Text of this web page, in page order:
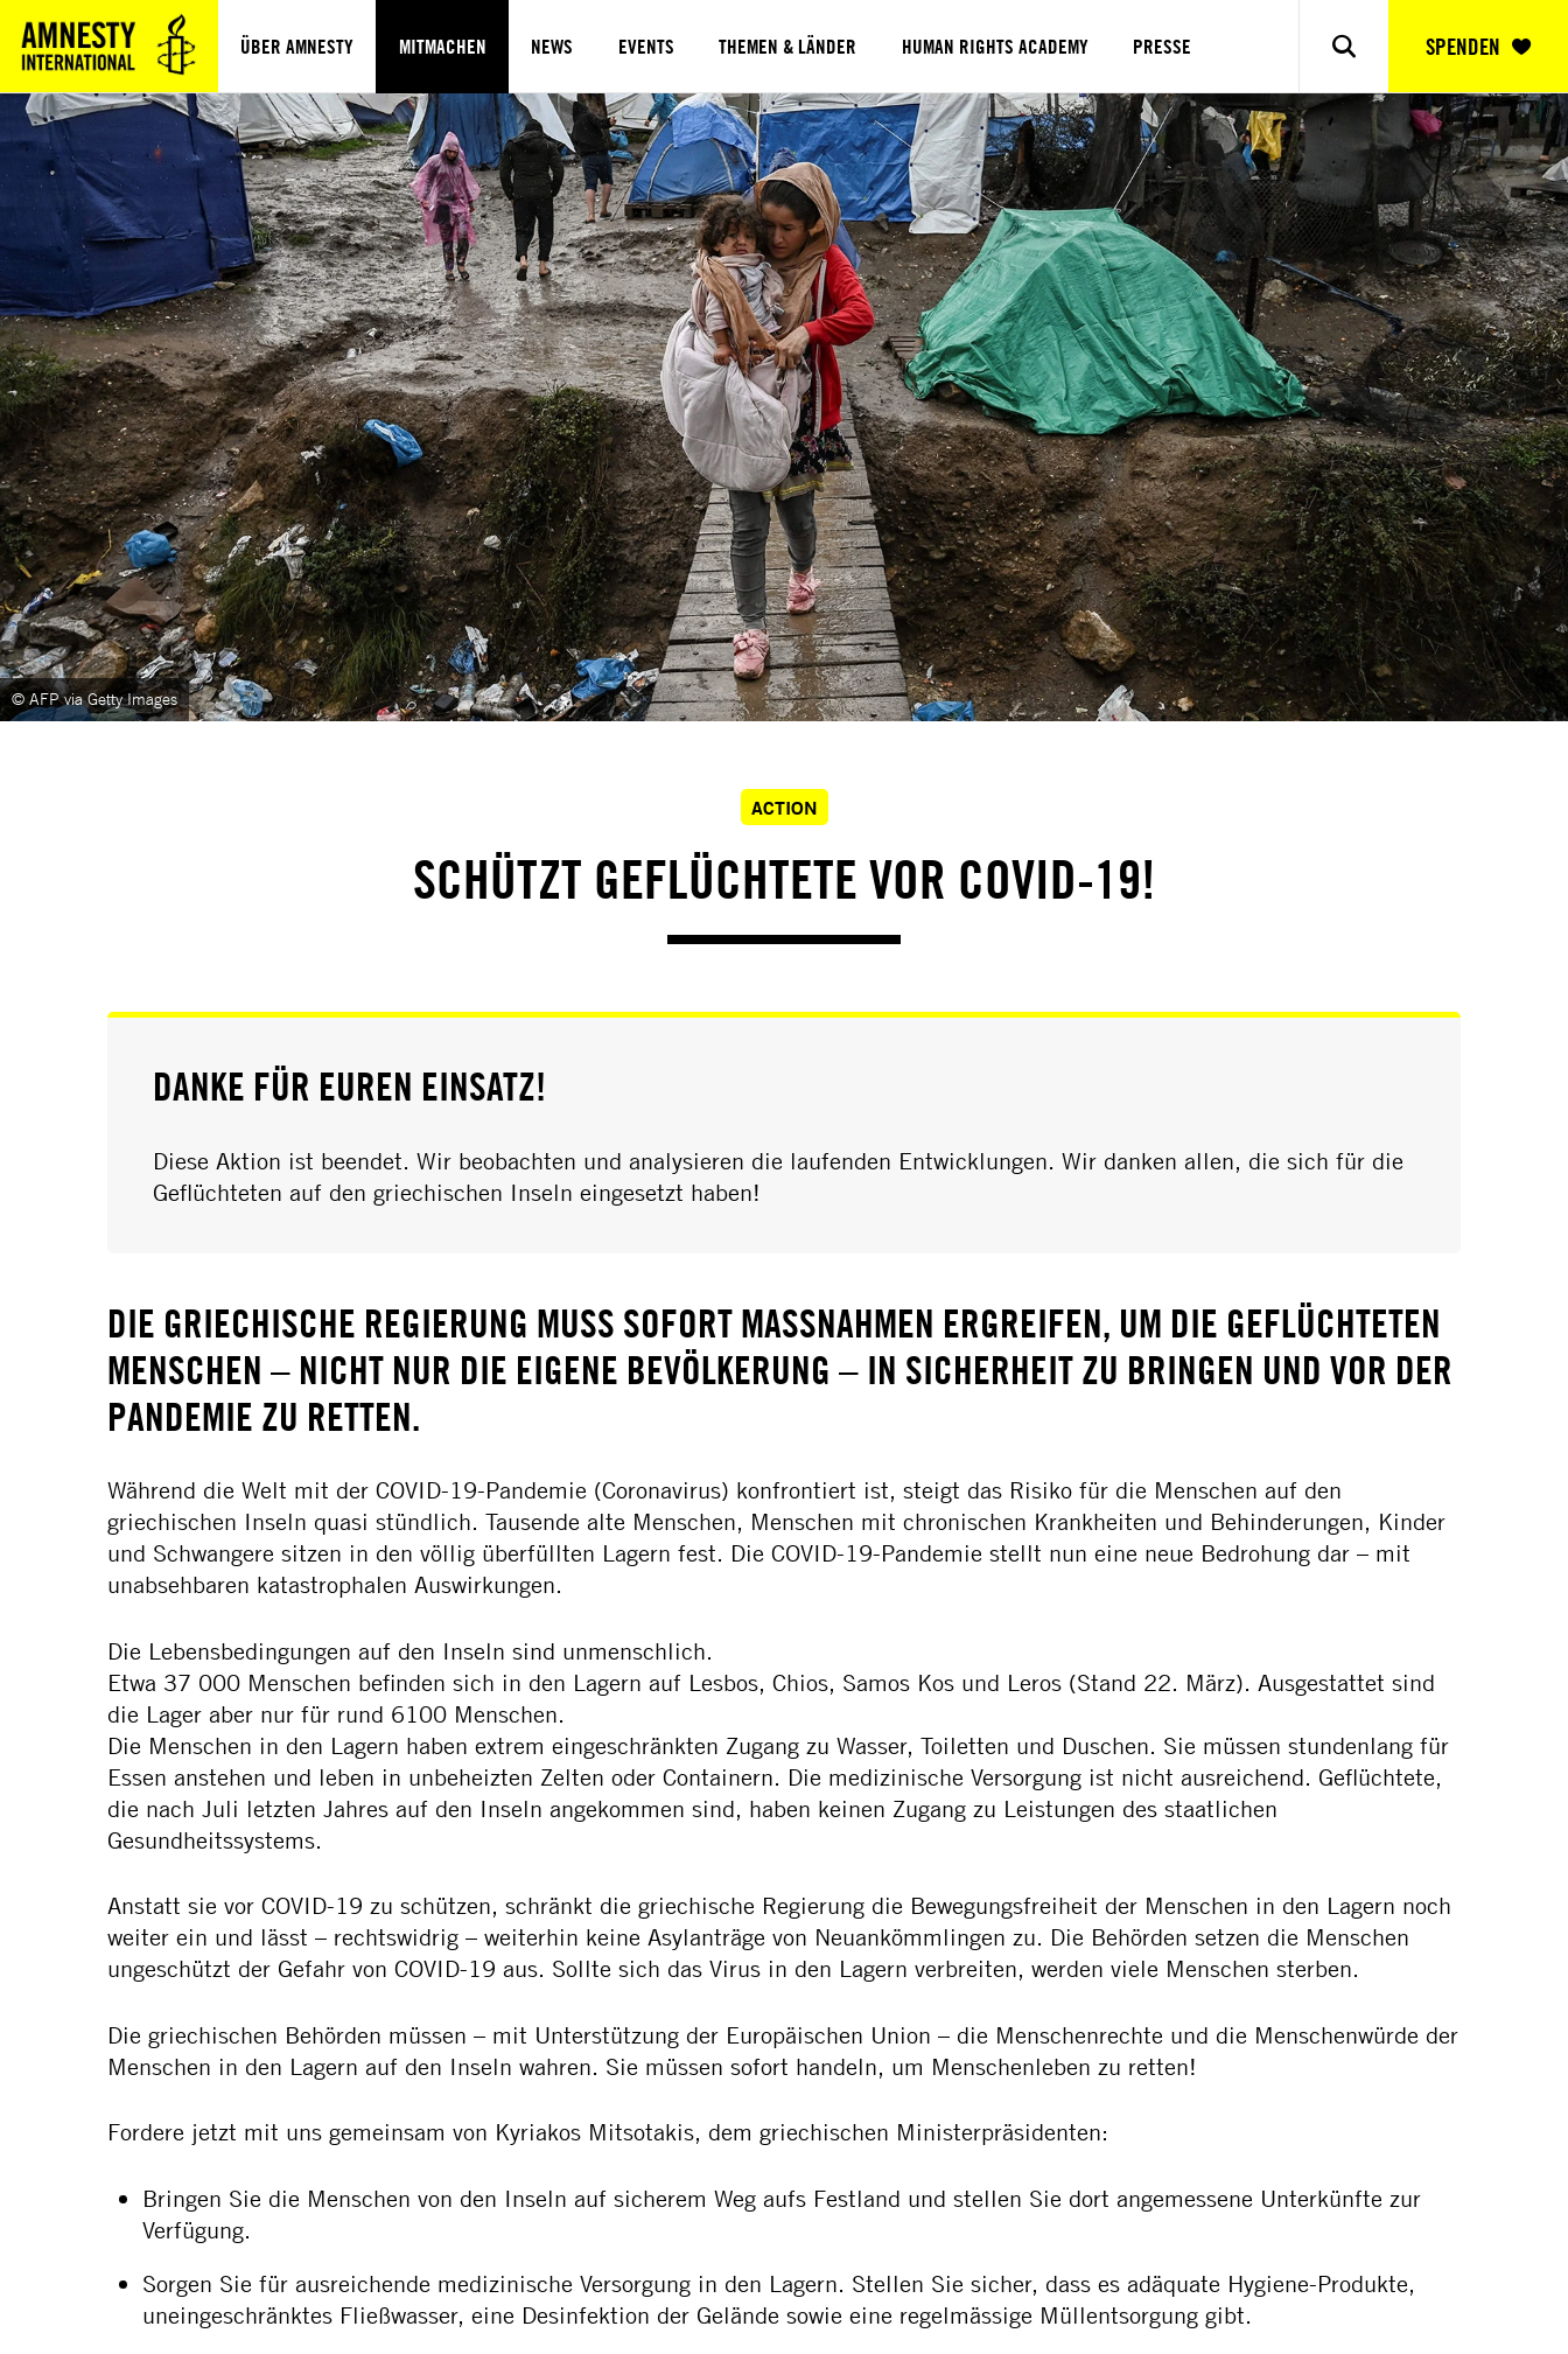
ÜBER AMNESTY MITMACHEN NEWS EVENTS THEMEN & LÄNDER HUMAN RIGHTS ACADEMY PRESSE SPENDEN
© AFP via Getty Images
ACTION
SCHÜTZT GEFLÜCHTETE VOR COVID-19!
DANKE FÜR EUREN EINSATZ!
Diese Aktion ist beendet. Wir beobachten und analysieren die laufenden Entwicklungen. Wir danken allen, die sich für die
Geflüchteten auf den griechischen Inseln eingesetzt haben!
DIE GRIECHISCHE REGIERUNG MUSS SOFORT MASSNAHMEN ERGREIFEN, UM DIE GEFLÜCHTETEN M
ENSCHEN – NICHT NUR DIE EIGENE BEVÖLKERUNG – IN SICHERHEIT ZU BRINGEN UND VOR DER P
ANDEMIE ZU RETTEN.
Während die Welt mit der COVID-19-Pandemie (Coronavirus) konfrontiert ist, steigt das Risiko für die Menschen auf den
griechischen Inseln quasi stündlich. Tausende alte Menschen, Menschen mit chronischen Krankheiten und Behinderungen, Kinder
und Schwangere sitzen in den völlig überfüllten Lagern fest. Die COVID-19-Pandemie stellt nun eine neue Bedrohung dar – mit
unabsehbaren katastrophalen Auswirkungen.
Die Lebensbedingungen auf den Inseln sind unmenschlich.
Etwa 37 000 Menschen befinden sich in den Lagern auf Lesbos, Chios, Samos Kos und Leros (Stand 22. März). Ausgestattet sind
die Lager aber nur für rund 6100 Menschen.
Die Menschen in den Lagern haben extrem eingeschränkten Zugang zu Wasser, Toiletten und Duschen. Sie müssen stundenlang für
Essen anstehen und leben in unbeheizten Zelten oder Containern. Die medizinische Versorgung ist nicht ausreichend. Geflüchtete,
die nach Juli letzten Jahres auf den Inseln angekommen sind, haben keinen Zugang zu Leistungen des staatlichen
Gesundheitssystems.
Anstatt sie vor COVID-19 zu schützen, schränkt die griechische Regierung die Bewegungsfreiheit der Menschen in den Lagern noch
weiter ein und lässt – rechtswidrig – weiterhin keine Asylanträge von Neuankömmlingen zu. Die Behörden setzen die Menschen
ungeschützt der Gefahr von COVID-19 aus. Sollte sich das Virus in den Lagern verbreiten, werden viele Menschen sterben.
Die griechischen Behörden müssen – mit Unterstützung der Europäischen Union – die Menschenrechte und die Menschenwürde der
Menschen in den Lagern auf den Inseln wahren. Sie müssen sofort handeln, um Menschenleben zu retten!
Fordere jetzt mit uns gemeinsam von Kyriakos Mitsotakis, dem griechischen Ministerpräsidenten:
Bringen Sie die Menschen von den Inseln auf sicherem Weg aufs Festland und stellen Sie dort angemessene Unterkünfte zur
Verfügung.
Sorgen Sie für ausreichende medizinische Versorgung in den Lagern. Stellen Sie sicher, dass es adäquate Hygiene-Produkte,
uneingeschränktes Fließwasser, eine Desinfektion der Gelände sowie eine regelmässige Müllentsorgung gibt.